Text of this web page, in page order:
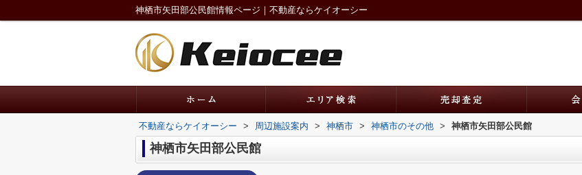
神栖市矢田部公民館情報ページ｜不動産ならケイオーシー
不動産ならケイオーシー > 周辺施設案内 > 神栖市 > 神栖市のその他 > 神栖市矢田部公民館
神栖市矢田部公民館